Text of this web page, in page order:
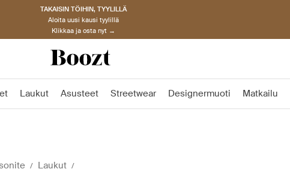
TAKAISIN TÖIHIN, TYYLILLÄ
Aloita uusi kausi tyylillä
Klikkaa ja osta nyt →
Laukut Asusteet Streetwear Designermuoti Matkailu
Laukut